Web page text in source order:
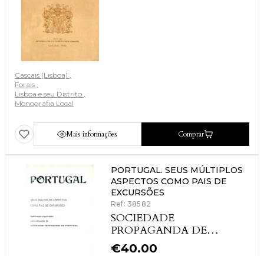
Cascais [Lisboa]
Forais
Lisboa e seu Distrito
Monografia Local
Mais informações Comprar
PORTUGAL. SEUS MÚLTIPLOS
ASPECTOS COMO PAIS DE
EXCURSÕES
Ref: 38582
SOCIEDADE
PROPAGANDA DE
PORTUGAL
€40.00